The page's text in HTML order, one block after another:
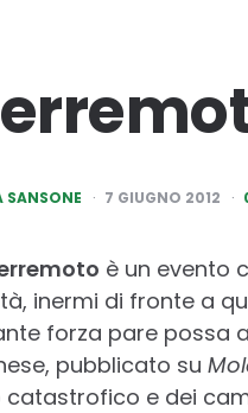
SANSONE 7 GIUGNO 2012
è un evento
inermi di fronte a
forza pare possa
pubblicato su
catastrofico e dei